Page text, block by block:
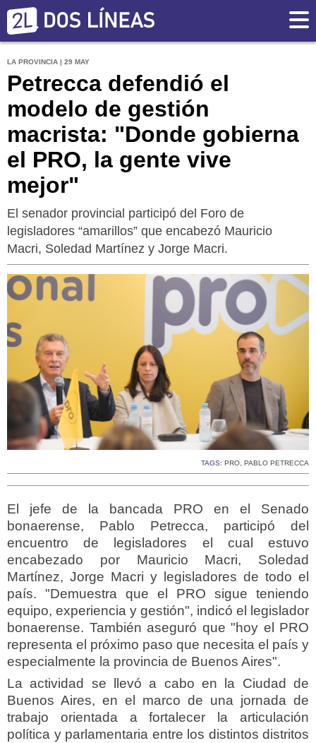
LA PROVINCIA | 29 MAY
Petrecca defendió el
modelo de gestión
macrista: "Donde gobierna
el PRO, la gente vive
mejor"
El senador provincial participó del Foro de
legisladores “amarillos” que encabezó Mauricio
Macri, Soledad Martínez y Jorge Macri.
TAGS: PRO, PABLO PETRECCA
El jefe de la bancada PRO en el Senado
bonaerense, Pablo Petrecca, participó del
encuentro de legisladores el cual estuvo
encabezado por Mauricio Macri, Soledad
Martínez, Jorge Macri y legisladores de todo el
país. "Demuestra que el PRO sigue teniendo
equipo, experiencia y gestión", indicó el legislador
bonaerense. También aseguró que "hoy el PRO
representa el próximo paso que necesita el país y
especialmente la provincia de Buenos Aires".
La actividad se llevó a cabo en la Ciudad de
Buenos Aires, en el marco de una jornada de
trabajo orientada a fortalecer la articulación
política y parlamentaria entre los distintos distritos